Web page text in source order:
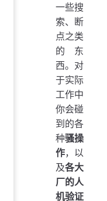
一些搜
索、断
点之类
的东
西。对
于实际
工作中
你会碰
到的各
种骚操
作，以
及各大
厂的人
机验证